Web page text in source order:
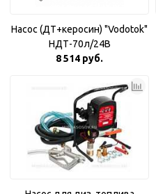
Насос (ДТ+керосин) "Vodotok"
НДТ-70л/24В
8 514 руб.